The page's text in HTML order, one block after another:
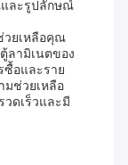
และรูปลักษณ์
วยเหลือคุณ
ลามิเนตของ
ซื้อและราย
มช่วยเหลือ
ดเร็วและมี